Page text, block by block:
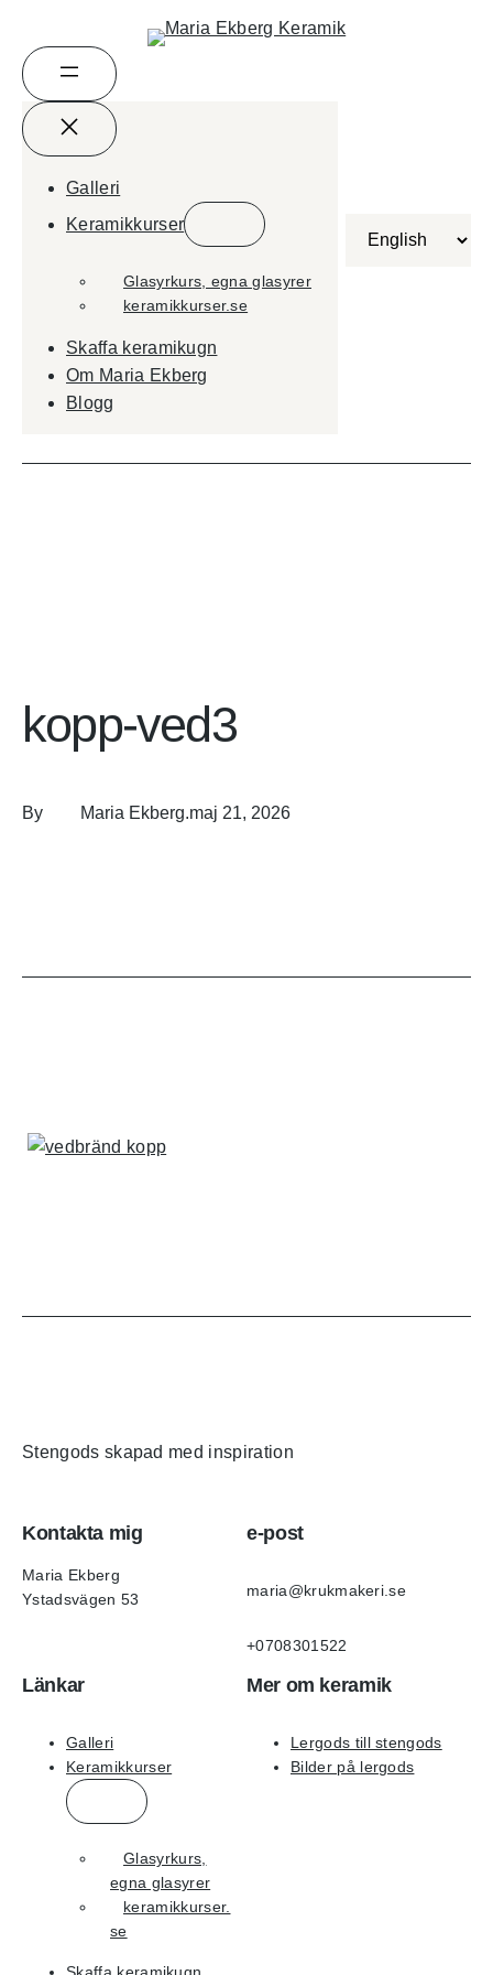
Galleri
Keramikkurser
Glasyrkurs, egna glasyrer
keramikkurser.se
Skaffa keramikugn
Om Maria Ekberg
Blogg
kopp-ved3
By Maria Ekberg.maj 21, 2026
Stengods skapad med inspiration
Kontakta mig
Maria Ekberg
Ystadsvägen 53
e-post
maria@krukmakeri.se
+0708301522
Länkar
Galleri
Keramikkurser
Glasyrkurs,
egna glasyrer
keramikkurser.
se
Mer om keramik
Lergods till stengods
Bilder på lergods